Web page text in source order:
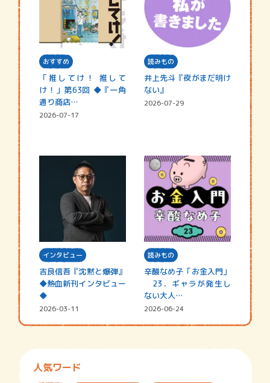
おすすめ
「推してけ！ 推して
け！」第63回 ◆『一角
通り商店…
2026-07-17
読みもの
井上先斗『夜がまだ明け
ない』
2026-07-29
インタビュー
吉良信吾『沈黙と爆弾』
◆熱血新刊インタビュー
◆
2026-03-11
読みもの
辛酸なめ子「お金入門」
23．ギャラが発生し
ない大人…
2026-06-24
人気ワード